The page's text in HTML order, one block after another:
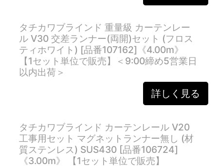
タチカワブラインド 重量級 カーテンレー
ル V30 交差ランナー(両開)セット (フロス
ティホワイト) [品番107162]《4.00m》
【1セット単位で販売】＜9:00締め5営業日
以内出荷＞
詳しく見る
タチカワブラインド カーテンレール V20
工事用セット マグネットランナー無し (材
質ステンレス) SUS430 [品番106724]
《3.00m》 【1セット単位で販売】